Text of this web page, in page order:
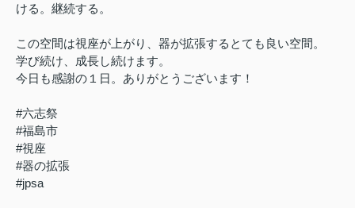
ける。継続する。
この空間は視座が上がり、器が拡張するとても良い空間。
学び続け、成長し続けます。
今日も感謝の１日。ありがとうございます！
#六志祭
#福島市
#視座
#器の拡張
#jpsa